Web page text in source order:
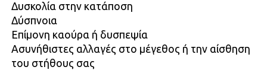
Δυσκολία στην κατάποση
Δύσπνοια
Επίμονη καούρα ή δυσπεψία
Ασυνήθιστες αλλαγές στο μέγεθος ή την αίσθηση
του στήθους σας